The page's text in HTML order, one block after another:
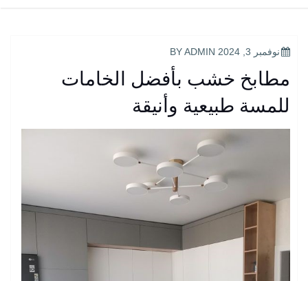
POSTED
نوفمبر 3, 2024 ADMIN
مطابخ خشب بأفضل الخامات
للمسة طبيعية وأنيقة